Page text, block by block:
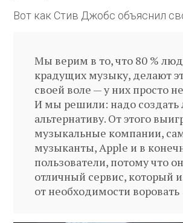
Вот как Стив Джобс объяснил
Мы верим в то, что 80 %
крадущих музыку, делают
своей воле — у них просто
И мы решили: надо создать
альтернативу. От этого
музыкальные компании,
музыканты, Apple и в
пользователи, потому что
отличный сервис, который
от необходимости воровать